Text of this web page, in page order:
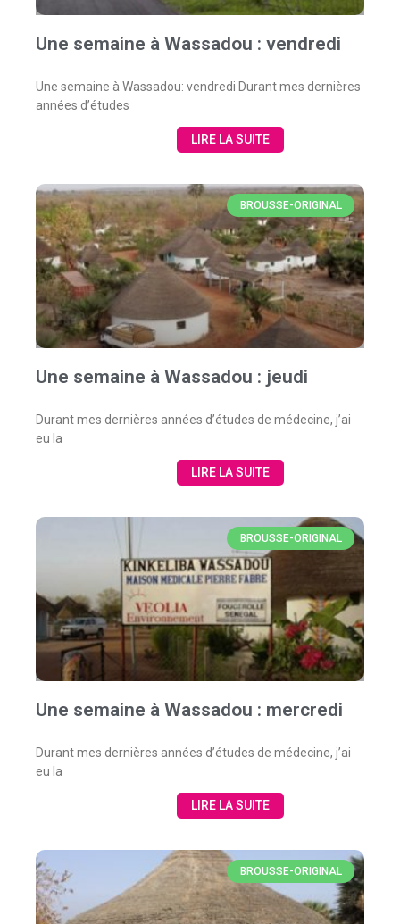
Une semaine à Wassadou : vendredi
Une semaine à Wassadou: vendredi Durant mes dernières
années d’études
LIRE LA SUITE
BROUSSE-ORIGINAL
Une semaine à Wassadou : jeudi
Durant mes dernières années d’études de médecine, j’ai
eu la
LIRE LA SUITE
BROUSSE-ORIGINAL
Une semaine à Wassadou : mercredi
Durant mes dernières années d’études de médecine, j’ai
eu la
LIRE LA SUITE
BROUSSE-ORIGINAL